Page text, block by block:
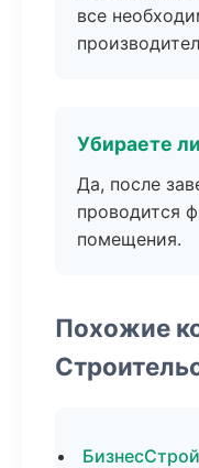
все
Убираете
Да, после
проводится
помещения.
Похожие